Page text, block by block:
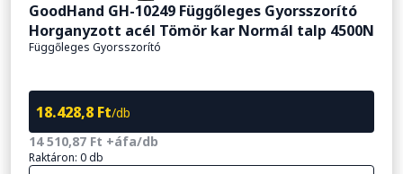
GoodHand GH-10249 Függőleges Gyorsszorító
Horganyzott acél Tömör kar Normál talp 4500N
Függőleges Gyorsszorító
18.428,8 Ft/db
14 510,87 Ft +áfa/db
Raktáron: 0 db